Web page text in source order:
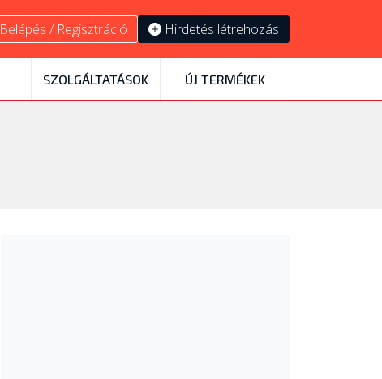
Belépés / Regisztráció Hirdetés létrehozás
SZOLGÁLTATÁSOK ÚJ TERMÉKEK